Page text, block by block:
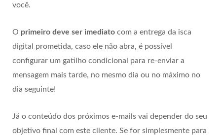
você.
O primeiro deve ser imediato com a entrega da isca
digital prometida, caso ele não abra, é possível
configurar um gatilho condicional para re-enviar a
mensagem mais tarde, no mesmo dia ou no máximo no
dia seguinte!
Já o conteúdo dos próximos e-mails vai depender do seu
objetivo final com este cliente. Se for simplesmente para